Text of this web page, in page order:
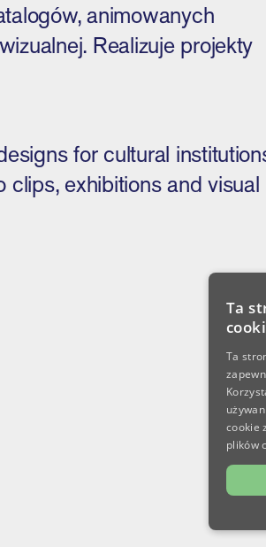
animowanych
Realizuje projekty
for cultural
clips, exhibitions and visual
Ta
Ta
cookie
plików